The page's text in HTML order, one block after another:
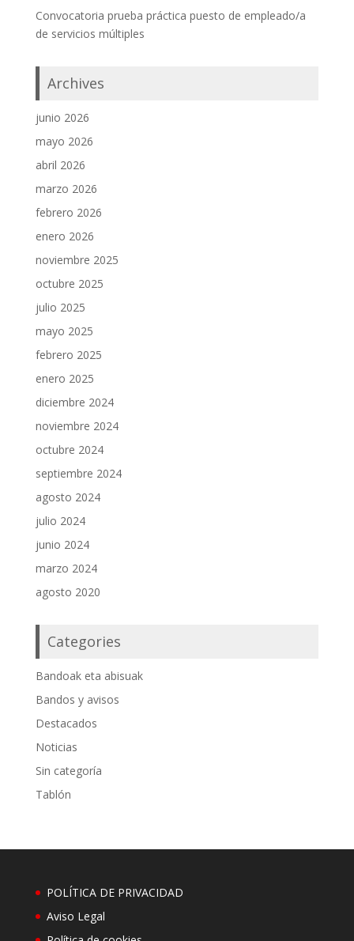
Convocatoria prueba práctica puesto de empleado/a
de servicios múltiples
Archives
junio 2026
mayo 2026
abril 2026
marzo 2026
febrero 2026
enero 2026
noviembre 2025
octubre 2025
julio 2025
mayo 2025
febrero 2025
enero 2025
diciembre 2024
noviembre 2024
octubre 2024
septiembre 2024
agosto 2024
julio 2024
junio 2024
marzo 2024
agosto 2020
Categories
Bandoak eta abisuak
Bandos y avisos
Destacados
Noticias
Sin categoría
Tablón
POLÍTICA DE PRIVACIDAD
Aviso Legal